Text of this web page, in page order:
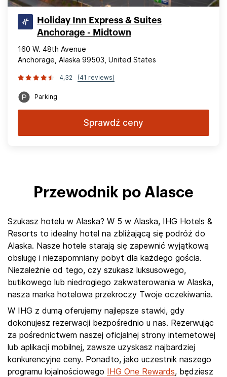
Holiday Inn Express & Suites
Anchorage - Midtown
160 W. 48th Avenue
Anchorage, Alaska 99503, United States
4,32 (41 reviews)
Parking
Sprawdź ceny
Przewodnik po Alasce
Szukasz hotelu w Alaska? W 5 w Alaska, IHG Hotels &
Resorts to idealny hotel na zbliżającą się podróż do
Alaska. Nasze hotele starają się zapewnić wyjątkową
obsługę i niezapomniany pobyt dla każdego gościa.
Niezależnie od tego, czy szukasz luksusowego,
butikowego lub niedrogiego zakwaterowania w Alaska,
nasza marka hotelowa przekroczy Twoje oczekiwania.
W IHG z dumą oferujemy najlepsze stawki, gdy
dokonujesz rezerwacji bezpośrednio u nas. Rezerwując
za pośrednictwem naszej oficjalnej strony internetowej
lub aplikacji mobilnej, zawsze uzyskasz najbardziej
konkurencyjne ceny. Ponadto, jako uczestnik naszego
programu lojalnościowego IHG One Rewards, będziesz